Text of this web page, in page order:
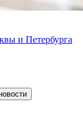
и Петербурга